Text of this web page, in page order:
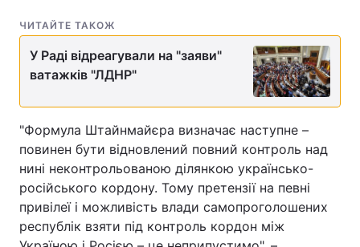
ЧИТАЙТЕ ТАКОЖ
У Раді відреагували на "заяви"
ватажків "ЛДНР"
"Формула Штайнмайєра визначає наступне –
повинен бути відновлений повний контроль над
нині неконтрольованою ділянкою українсько-
російського кордону. Тому претензії на певні
привілеї і можливість влади самопроголошених
республік взяти під контроль кордон між